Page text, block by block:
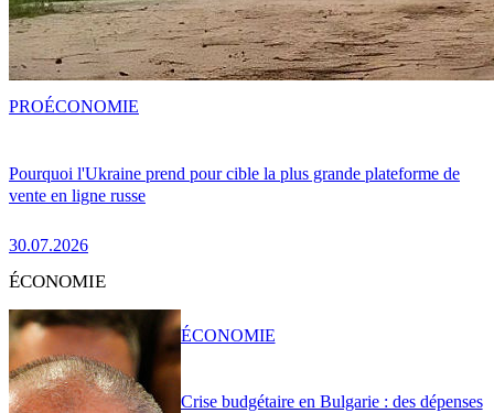
Pourquoi l'Ukraine prend pour cible la plus grande plateforme de
vente en ligne russe
30.07.2026
PROÉCONOMIE
ÉCONOMIE
Crise budgétaire en Bulgarie : des dépenses
ÉCONOMIE